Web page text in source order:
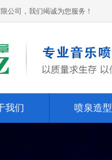
公司，我们竭诚为您服务！
我们 喷泉造型